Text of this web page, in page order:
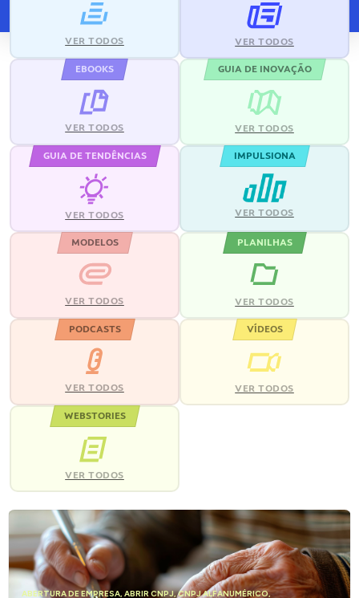
VER TODOS VER TODOS
EBOOKS
VER TODOS
GUIA DE INOVAÇÃO
VER TODOS
GUIA DE TENDÊNCIAS
VER TODOS
IMPULSIONA
VER TODOS
MODELOS
VER TODOS
PLANILHAS
VER TODOS
PODCASTS
VER TODOS
VÍDEOS
VER TODOS
WEBSTORIES
VER TODOS
ABERTURA DE EMPRESA, ABRIR CNPJ,CNPJ ALFANUMÉRICO,